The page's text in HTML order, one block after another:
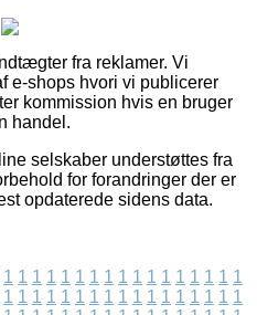
fra reklamer. Vi
e-shops hvori vi publicerer
kommission hvis en bruger
handel.
selskaber understøttes fra
for forandringer der er
opdaterede sidens data.
1 1 1 1 1 1 1 1 1 1 1 1 1 1 1 1 1
1 1 1 1 1 1 1 1 1 1 1 1 1 1 1 1 1